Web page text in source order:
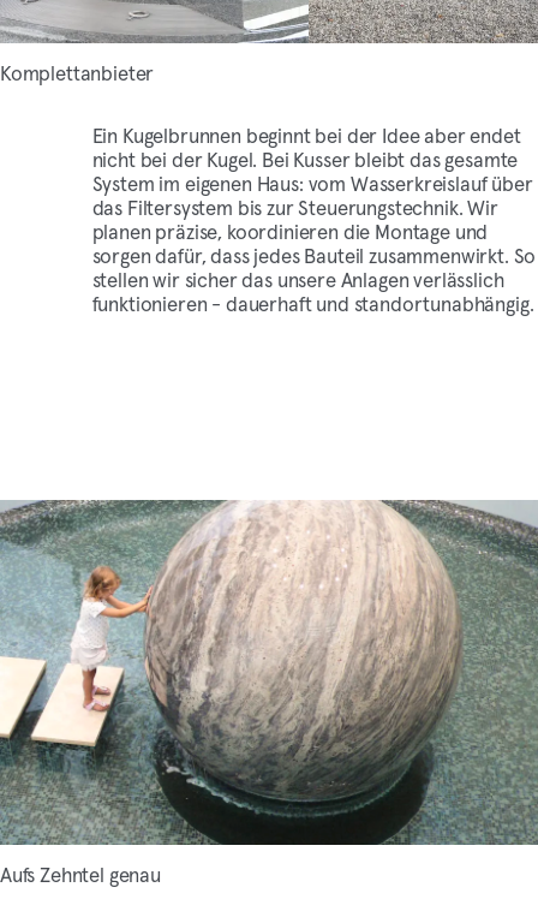
Komplettanbieter
Ein Kugelbrunnen beginnt bei der Idee aber endet
nicht bei der Kugel. Bei Kusser bleibt das gesamte
System im eigenen Haus: vom Wasserkreislauf über
das Filtersystem bis zur Steuerungstechnik. Wir
planen präzise, koordinieren die Montage und
sorgen dafür, dass jedes Bauteil zusammenwirkt. So
stellen wir sicher das unsere Anlagen verlässlich
funktionieren - dauerhaft und standortunabhängig.
Aufs Zehntel genau